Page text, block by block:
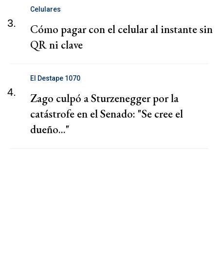
3.
Celulares
Cómo pagar con el celular al instante sin
QR ni clave
4.
El Destape 1070
Zago culpó a Sturzenegger por la
catástrofe en el Senado: "Se cree el
dueño..."